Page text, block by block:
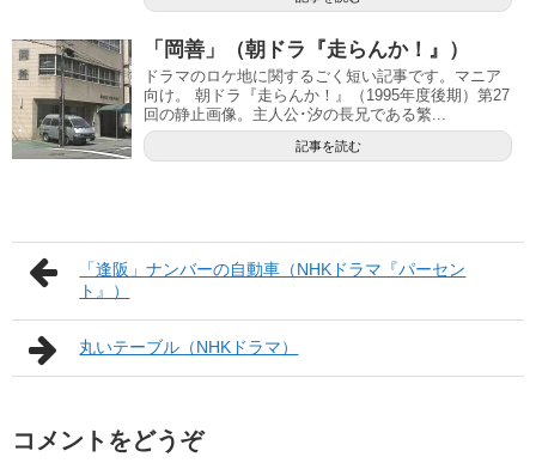
「岡善」（朝ドラ『走らんか！』）
ドラマのロケ地に関するごく短い記事です。マニア
向け。 朝ドラ『走らんか！』（1995年度後期）第27
回の静止画像。主人公･汐の長兄である繁...
記事を読む
「逢阪」ナンバーの自動車（NHKドラマ『パーセン
ト』）
丸いテーブル（NHKドラマ）
コメントをどうぞ